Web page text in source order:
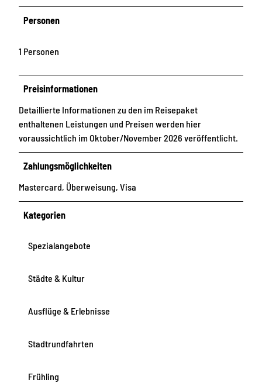
r
r
h
m
c
h
Personen
1 Personen
Preisinformationen
Detaillierte Informationen zu den im Reisepaket
enthaltenen Leistungen und Preisen werden hier
voraussichtlich im Oktober/November 2026 veröffentlicht.
Zahlungsmöglichkeiten
Mastercard, Überweisung, Visa
Kategorien
Spezialangebote
Städte & Kultur
Ausflüge & Erlebnisse
Stadtrundfahrten
Frühling